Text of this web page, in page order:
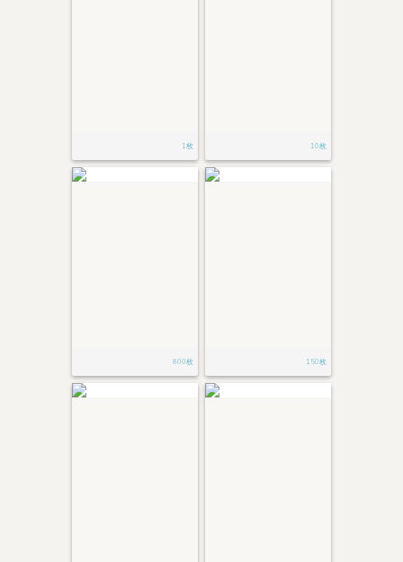
1枚 10枚
800枚 150枚